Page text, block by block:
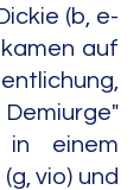
(b, e-
auf
in einem
vio) und